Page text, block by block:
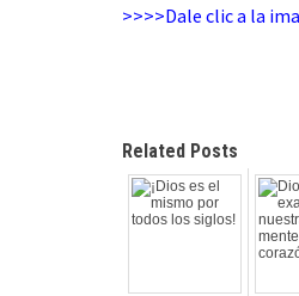
>>>>Dale clic a la
Related Posts